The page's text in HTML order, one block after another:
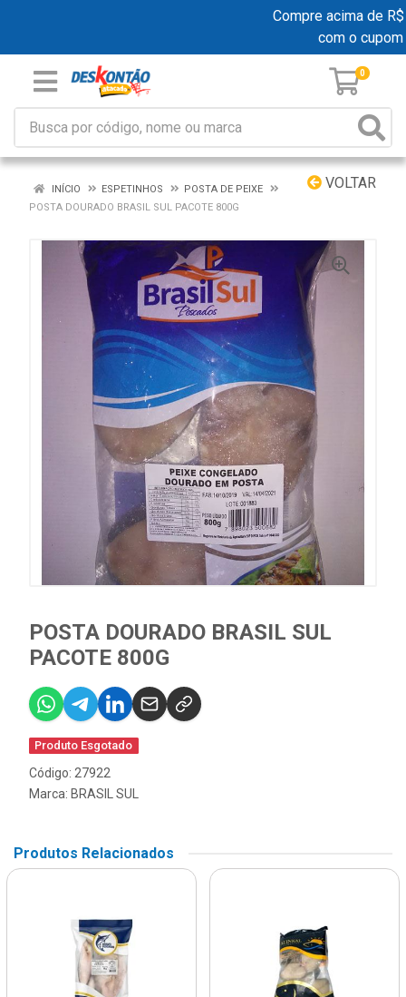
Compre acima de
com o cupom
0
VOLTAR
INÍCIO ESPETINHOS
POSTA DE PEIXE
POSTA DOURADO BRASIL SUL PACOTE 800G
POSTA DOURADO BRASIL SUL
PACOTE 800G
Produto Esgotado
Código: 27922
Marca: BRASIL SUL
Produtos Relacionados